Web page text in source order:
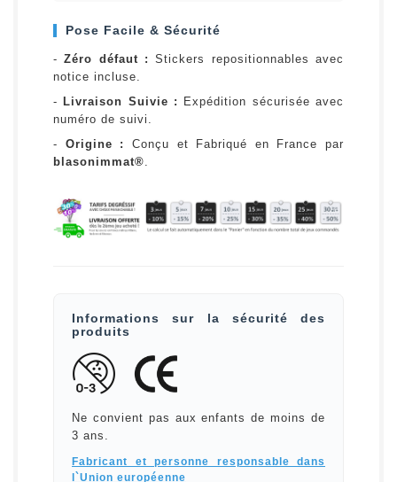
Pose Facile & Sécurité
-Zéro défaut : Stickers repositionnables avec
notice incluse.
- Livraison Suivie :
Expédition sécurisée avec
numéro de suivi.
- Origine :
Conçu et Fabriqué en France par
blasonimmat®.
Informations sur la sécurité des
produits
Ne convient pas aux enfants de moins de
3 ans.
Fabricant et personne responsable dans
l`Union européenne